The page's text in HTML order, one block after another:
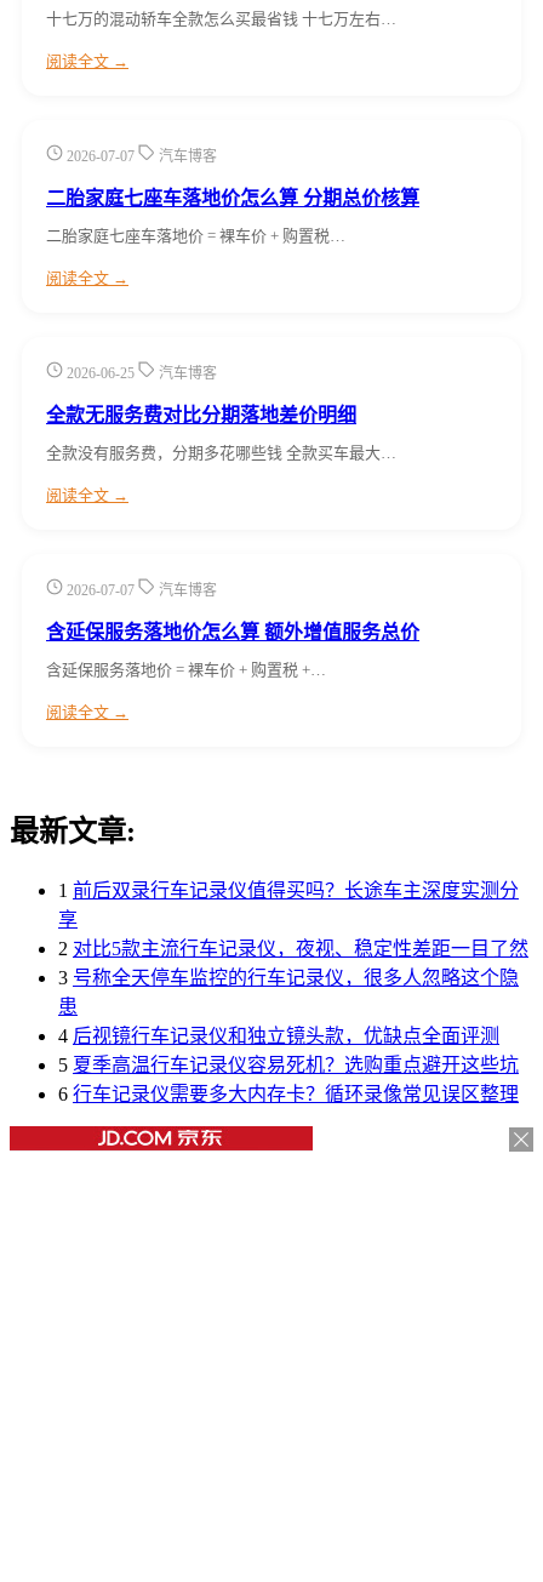
十七万的混动轿车全款怎么买最省钱 十七万左右…
阅读全文 →
2026-07-07 汽车博客
二胎家庭七座车落地价怎么算 分期总价核算
二胎家庭七座车落地价 = 裸车价 + 购置税…
阅读全文 →
2026-06-25 汽车博客
全款无服务费对比分期落地差价明细
全款没有服务费，分期多花哪些钱 全款买车最大…
阅读全文 →
2026-07-07 汽车博客
含延保服务落地价怎么算 额外增值服务总价
含延保服务落地价 = 裸车价 + 购置税 +…
阅读全文 →
最新文章:
1 前后双录行车记录仪值得买吗？长途车主深度实测分
享
2 对比5款主流行车记录仪，夜视、稳定性差距一目了然
3 号称全天停车监控的行车记录仪，很多人忽略这个隐
患
4 后视镜行车记录仪和独立镜头款，优缺点全面评测
5 夏季高温行车记录仪容易死机？选购重点避开这些坑
6 行车记录仪需要多大内存卡？循环录像常见误区整理